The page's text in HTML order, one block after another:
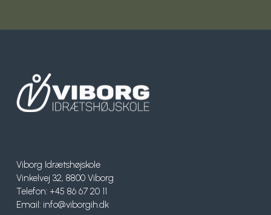
Viborg Idrætshøjskole
Vinkelvej 32, 8800 Viborg
Telefon: +45 86 67 20 11
Email: info@viborgih.dk